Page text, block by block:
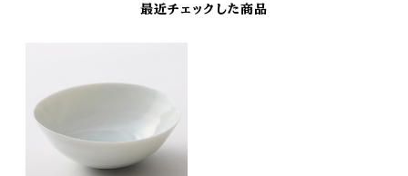
最近チェックした商品